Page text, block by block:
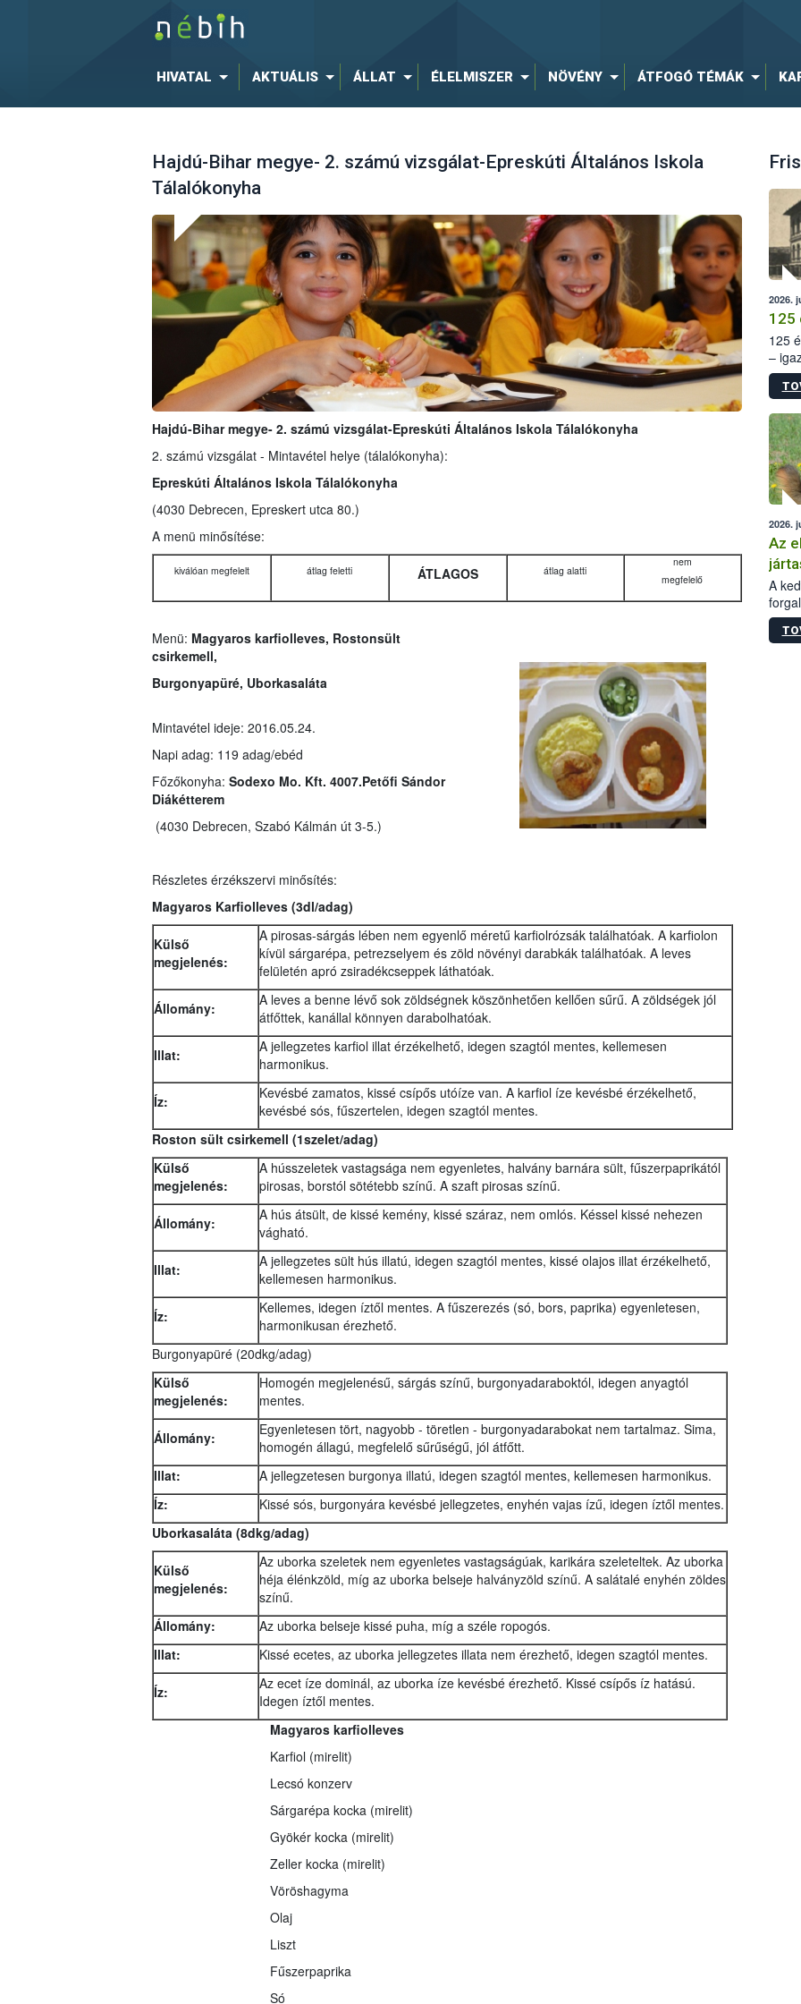
HIVATAL AKTUÁLIS ÁLLAT ÉLELMISZER NÖVÉNY ÁTFOGÓ TÉMÁK
Hajdú-Bihar megye- 2. számú vizsgálat-Epreskúti Általános Iskola
Tálalókonyha
Hajdú-Bihar megye- 2. számú vizsgálat-Epreskúti Általános Iskola Tálalókonyha
2. számú vizsgálat - Mintavétel helye (tálalókonyha):
Epreskúti Általános Iskola Tálalókonyha
(4030 Debrecen, Epreskert utca 80.)
A menü minősítése:
kiválóan megfelelt átlag feletti ÁTLAGOS átlag alatti
nem
megfelelő
Menü: Magyaros karfiolleves, Rostonsült
csirkemell,
Burgonyapüré, Uborkasaláta
Mintavétel ideje: 2016.05.24.
Napi adag: 119 adag/ebéd
Főzőkonyha: Sodexo Mo. Kft. 4007.Petőfi Sándor
Diákétterem
(4030 Debrecen, Szabó Kálmán út 3-5.)
Részletes érzékszervi minősítés:
Magyaros Karfiolleves(3dl/adag)
Külső
megjelenés:
A pirosas-sárgás lében nem egyenlő méretű karfiolrózsák találhatóak. A karfiolon
kívül sárgarépa, petrezselyem és zöld növényi darabkák találhatóak. A leves
felületén apró zsiradékcseppek láthatóak.
Állomány:
A leves a benne lévő sok zöldségnek köszönhetően kellően sűrű. A zöldségek jól
átfőttek, kanállal könnyen darabolhatóak.
Illat:
A jellegzetes karfiol illat érzékelhető, idegen szagtól mentes, kellemesen
harmonikus.
Íz:
Kevésbé zamatos, kissé csípős utóíze van. A karfiol íze kevésbé érzékelhető,
kevésbé sós, fűszertelen, idegen szagtól mentes.
Roston sült csirkemell (1szelet/adag)
Külső
megjelenés:
A hússzeletek vastagsága nem egyenletes, halvány barnára sült, fűszerpaprikától
pirosas, borstól sötétebb színű. A szaft pirosas színű.
Állomány:
A hús átsült, de kissé kemény, kissé száraz, nem omlós. Késsel kissé nehezen
vágható.
Illat:
A jellegzetes sült hús illatú, idegen szagtól mentes, kissé olajos illat érzékelhető,
kellemesen harmonikus.
Íz:
Kellemes, idegen íztől mentes. A fűszerezés (só, bors, paprika) egyenletesen,
harmonikusan érezhető.
Burgonyapüré (20dkg/adag)
Külső
megjelenés:
Homogén megjelenésű, sárgás színű, burgonyadaraboktól, idegen anyagtól
mentes.
Állomány:
Egyenletesen tört, nagyobb - töretlen - burgonyadarabokat nem tartalmaz. Sima,
homogén állagú, megfelelő sűrűségű, jól átfőtt.
Illat:
A jellegzetesen burgonya illatú, idegen szagtól mentes, kellemesen harmonikus.
Íz:
Kissé sós, burgonyára kevésbé jellegzetes, enyhén vajas ízű, idegen íztől mentes.
Uborkasaláta (8dkg/adag)
Külső
megjelenés:
Az uborka szeletek nem egyenletes vastagságúak, karikára szeleteltek. Az uborka
héja élénkzöld, míg az uborka belseje halványzöld színű. A salátalé enyhén zöldes
színű.
Állomány:
Az uborka belseje kissé puha, míg a széle ropogós.
Illat:
Kissé ecetes, az uborka jellegzetes illata nem érezhető, idegen szagtól mentes.
Íz:
Az ecet íze dominál, az uborka íze kevésbé érezhető. Kissé csípős íz hatású.
Idegen íztől mentes.
Magyaros karfiolleves
Karfiol (mirelit)
Lecsó konzerv
Sárgarépa kocka (mirelit)
Gyökér kocka (mirelit)
Zeller kocka (mirelit)
Vöröshagyma
Olaj
Liszt
Fűszerpaprika
Só
2026.
125
125
–
15.
2026.
Az
A